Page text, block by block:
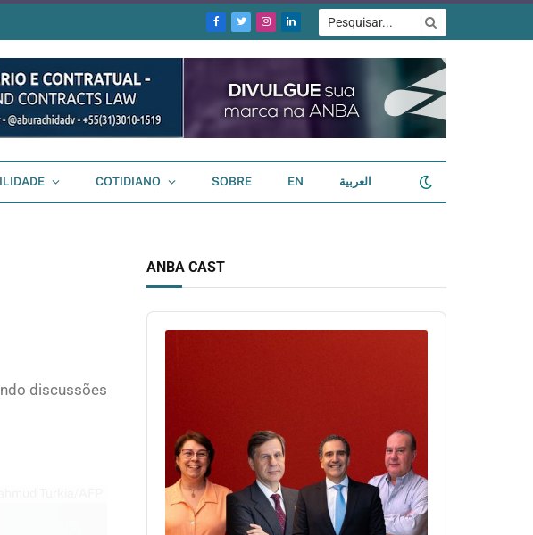
Facebook
TwitterInstagram
LinkedIn
COTIDIANO SOBRE EN العربية
discussões
ANBA CAST
Audio
Player